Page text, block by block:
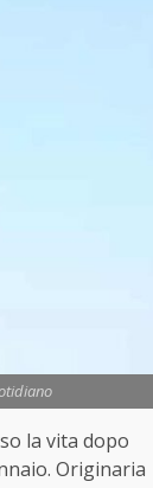
la vita dopo
Originaria